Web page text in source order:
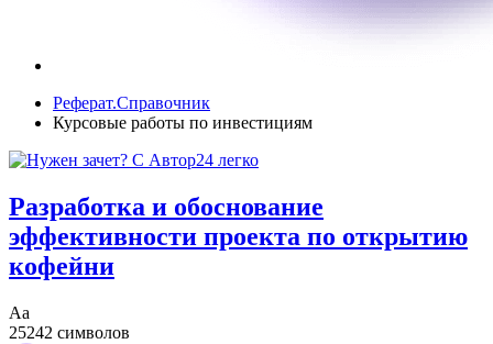
Реферат.Справочник
Курсовые работы по инвестициям
Разработка и обоснование
эффективности проекта по открытию
кофейни
Аа
25242 символов